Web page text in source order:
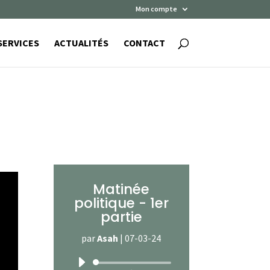
Mon compte
ACTUALITÉS CONTACT
Matinée
politique - 1er
partie
parAsah |07-03-24
Lecteur